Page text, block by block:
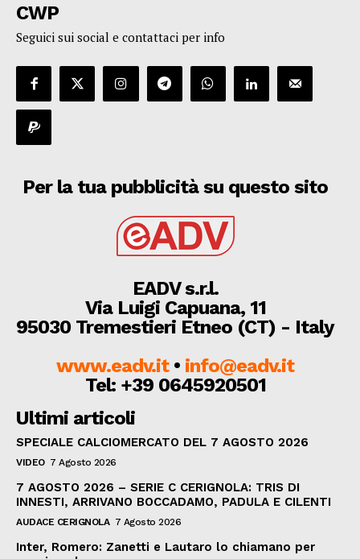
CWP
Seguici sui social e contattaci per info
Per la tua pubblicità su questo sito
EADV s.r.l.
Via Luigi Capuana, 11
95030 Tremestieri Etneo (CT) - Italy
www.eadv.it• info@eadv.it
Tel: +39 0645920501
Ultimi articoli
SPECIALE CALCIOMERCATO DEL 7 AGOSTO 2026
VIDEO 7 Agosto 2026
7 AGOSTO 2026 – SERIE C CERIGNOLA: TRIS DI
INNESTI, ARRIVANO BOCCADAMO, PADULA E CILENTI
AUDACE CERIGNOLA 7 Agosto 2026
Inter, Romero: Zanetti e Lautaro lo chiamano per